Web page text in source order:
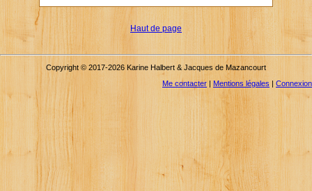
Haut de page
Copyright © 2017-2026 Karine Halbert & Jacques de Mazancourt
Me contacter
Mentions légales Connexion